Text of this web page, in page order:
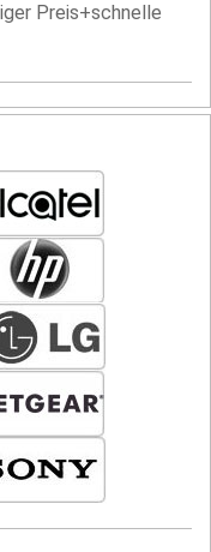
Preis+schnelle